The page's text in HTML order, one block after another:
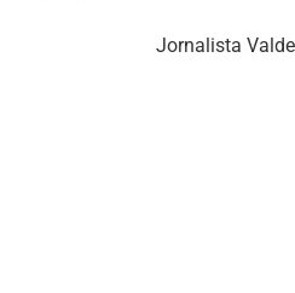
Jornalista